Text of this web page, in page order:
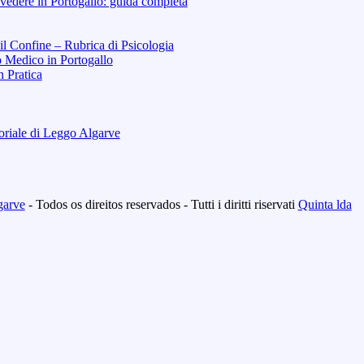
Confine – Rubrica di Psicologia
Medico in Portogallo
Pratica
di Leggo Algarve
- Todos os direitos reservados - Tutti i diritti riservati Quinta lda